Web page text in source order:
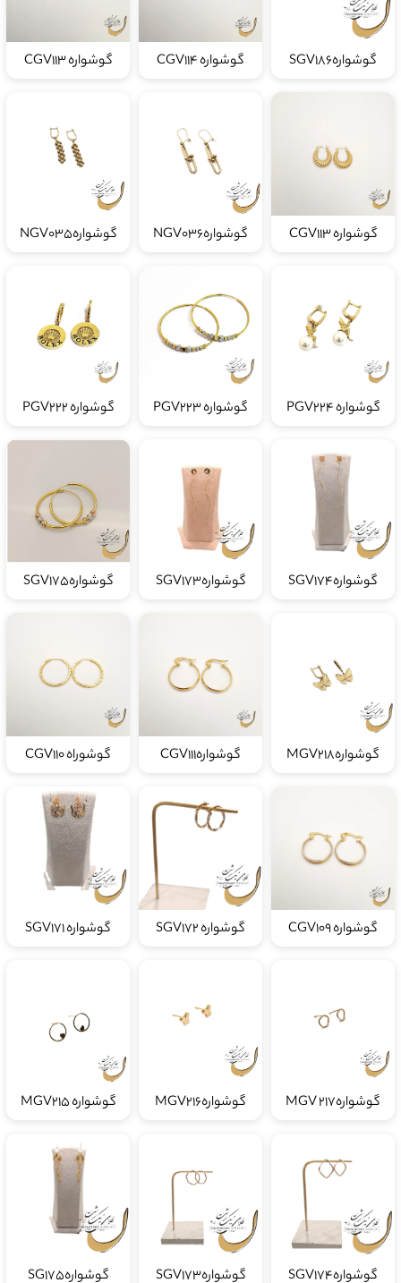
گوشوارهSGV186 گوشواره CGV114 گوشواره CGV113
گوشواره CGV113 گوشوارهNGV036 گوشوارهNGV035
گوشواره PGV224 گوشواره PGV223 گوشواره PGV222
گوشوارهSGV174 گوشوارهSGV173 گوشوارهSGV175
گوشوارهMGV218 گوشوارهCGV111 گوشوراه CGV110
گوشواره CGV109 گوشواره SGV172 گوشواره SGV171
گوشوارهMGV 217 گوشوارهMGV216 گوشواره MGV215
گوشوارهSGV174 گوشوارهSGV173 گوشوارهSG175